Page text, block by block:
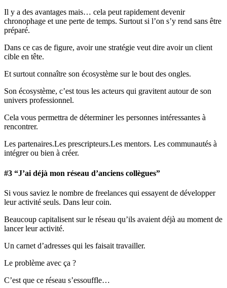
Il y a des avantages mais… cela peut rapidement devenir
chronophage et une perte de temps. Surtout si l’on s’y rend sans être
préparé.
Dans ce cas de figure, avoir une stratégie veut dire avoir un client
cible en tête.
Et surtout connaître son écosystème sur le bout des ongles.
Son écosystème, c’est tous les acteurs qui gravitent autour de son
univers professionnel.
Cela vous permettra de déterminer les personnes intéressantes à
rencontrer.
Les partenaires.Les prescripteurs.Les mentors. Les communautés à
intégrer ou bien à créer.
#3 “J’ai déjà mon réseau d’anciens collègues”
Si vous saviez le nombre de freelances qui essayent de développer
leur activité seuls. Dans leur coin.
Beaucoup capitalisent sur le réseau qu’ils avaient déjà au moment de
lancer leur activité.
Un carnet d’adresses qui les faisait travailler.
Le problème avec ça ?
C’est que ce réseau s’essouffle…